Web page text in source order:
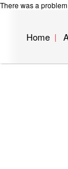
There was a
Home